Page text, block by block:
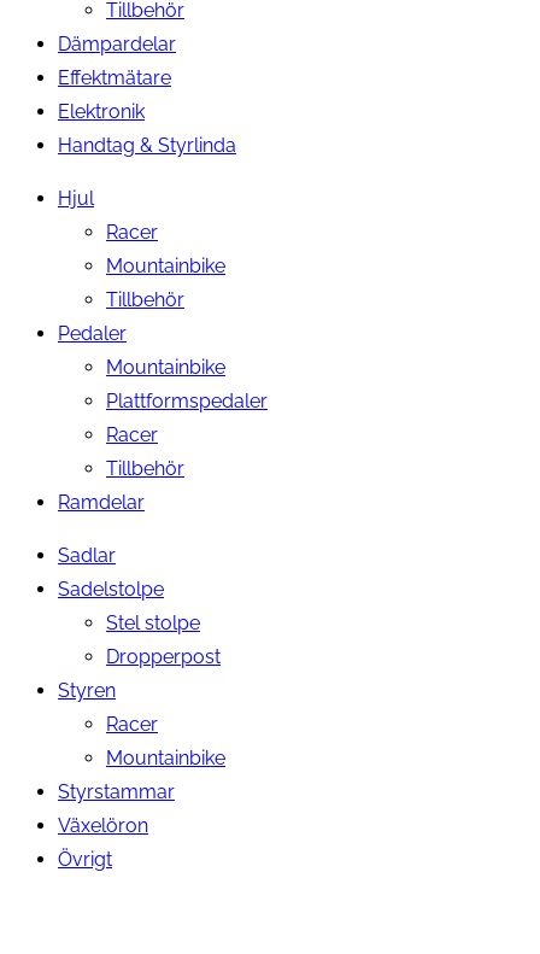
Tillbehör
Dämpardelar
Effektmätare
Elektronik
Handtag & Styrlinda
Hjul
Racer
Mountainbike
Tillbehör
Pedaler
Mountainbike
Plattformspedaler
Racer
Tillbehör
Ramdelar
Sadlar
Sadelstolpe
Stel stolpe
Dropperpost
Styren
Racer
Mountainbike
Styrstammar
Växelöron
Övrigt